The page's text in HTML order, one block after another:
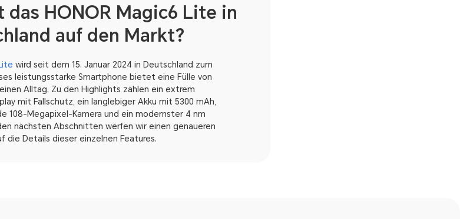
das HONOR Magic6 Lite in
auf den Markt?
wird seit dem 15. Januar 2024 in Deutschland zum
leistungsstarke Smartphone bietet eine Fülle von
Alltag. Zu den Highlights zählen ein extrem
mit Fallschutz, ein langlebiger Akku mit 5300 mAh,
108-Megapixel-Kamera und ein modernster 4 nm
nächsten Abschnitten werfen wir einen genaueren
die Details dieser einzelnen Features.